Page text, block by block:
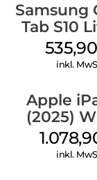
Samsung
Tab S10
256 GB
535,90
inkl.
Apple
(2025)
Cellular
Gelb
inkl.